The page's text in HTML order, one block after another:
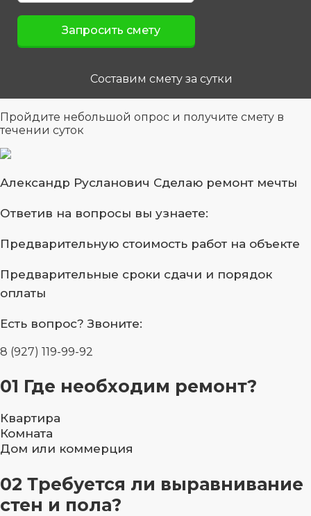
Составим смету за сутки
Пройдите небольшой опрос и получите смету в
течении суток
Александр Русланович Сделаю ремонт мечты
Ответив на вопросы вы узнаете:
Предварительную стоимость работ на объекте
Предварительные сроки сдачи и порядок
оплаты
Есть вопрос? Звоните:
8 (927) 119-99-92
01 Где необходим ремонт?
Квартира
Комната
Дом или коммерция
02 Требуется ли выравнивание
стен и пола?